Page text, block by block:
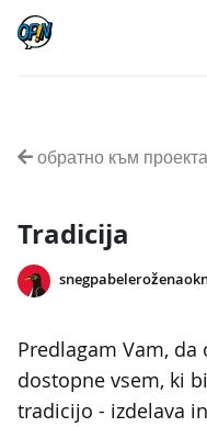
обратно към проекта
Tradicija
Predlagam Vam,
dostopne vsem, ki
tradicijo - izdelava